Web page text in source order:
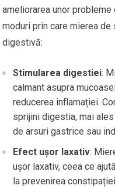
ameliorarea unor
moduri prin care mierea
digestivă:
Stimularea digestiei:
calmant asupra
reducerea inflamației.
sprijini digestia, mai
de arsuri gastrice sau
Efect ușor laxativ:
ușor laxativ, ceea ce
la prevenirea